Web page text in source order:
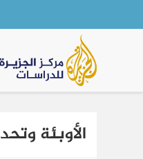
Main
navigation
الأوبئة